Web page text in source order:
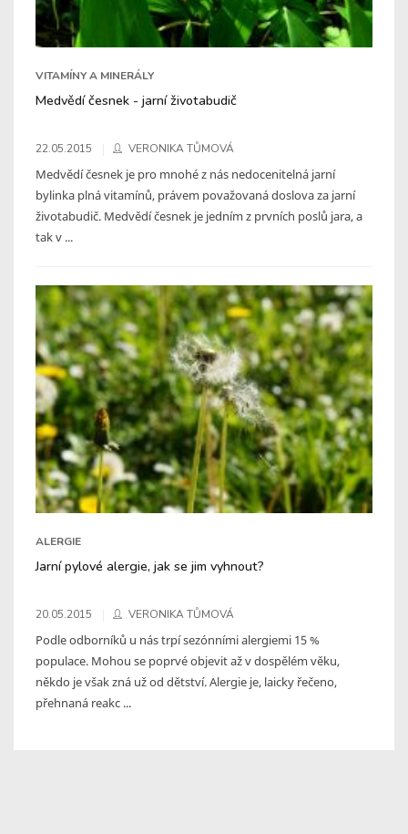
VITAMÍNY A MINERÁLY
Medvědí česnek - jarní životabudič
22.05.2015 VERONIKA TŮMOVÁ
Medvědí česnek je pro mnohé z nás nedocenitelná jarní
bylinka plná vitamínů, právem považovaná doslova za jarní
životabudič. Medvědí česnek je jedním z prvních poslů jara, a
tak v ...
ALERGIE
Jarní pylové alergie, jak se jim vyhnout?
20.05.2015 VERONIKA TŮMOVÁ
Podle odborníků u nás trpí sezónními alergiemi 15 %
populace. Mohou se poprvé objevit až v dospělém věku,
někdo je však zná už od dětství. Alergie je, laicky řečeno,
přehnaná reakc ...